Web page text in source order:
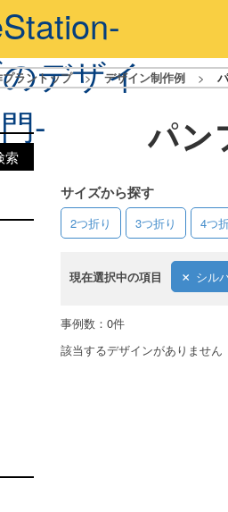
ラントップ > デザイン制作例 >
パン
サイズから探す
2つ折り 3つ折り 4つ
現在選択中の項目 シル
索
事例数：0件
該当するデザインがありません